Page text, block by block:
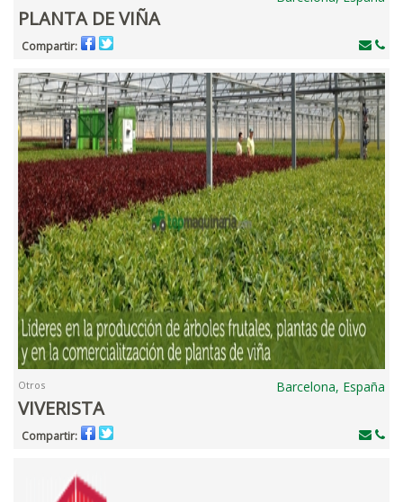
PLANTA DE VIÑA
Compartir:
Otros Barcelona, España
VIVERISTA
Compartir: